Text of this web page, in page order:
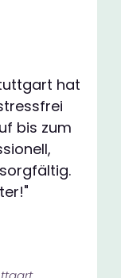
hat
bis zum